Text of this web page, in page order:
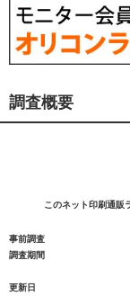
調査概要
このネット印刷通販
事前調査
調査期間
更新日